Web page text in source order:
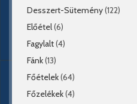
Desszert-Sütemény(122)
Előétel(6)
Fagylalt(4)
Fánk(13)
Főételek(64)
Főzelékek(4)